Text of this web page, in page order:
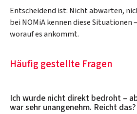
Entscheidend ist: Nicht abwarten,
bei NOMiA kennen diese Situationen
worauf es ankommt.
Häufig gestellte Fragen
Ich wurde nicht direkt bedroht –
war sehr unangenehm. Reicht das?